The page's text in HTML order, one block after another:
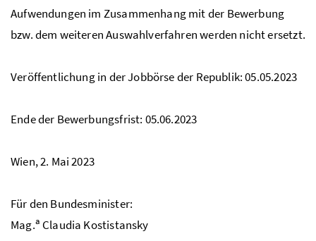
Aufwendungen im Zusammenhang mit der Bewerbung
bzw. dem weiteren Auswahlverfahren werden nicht ersetzt.
Veröffentlichung in der Jobbörse der Republik: 05.05.2023
Ende der Bewerbungsfrist: 05.06.2023
Wien, 2. Mai 2023
Für den Bundesminister:
Mag.a Claudia Kostistansky